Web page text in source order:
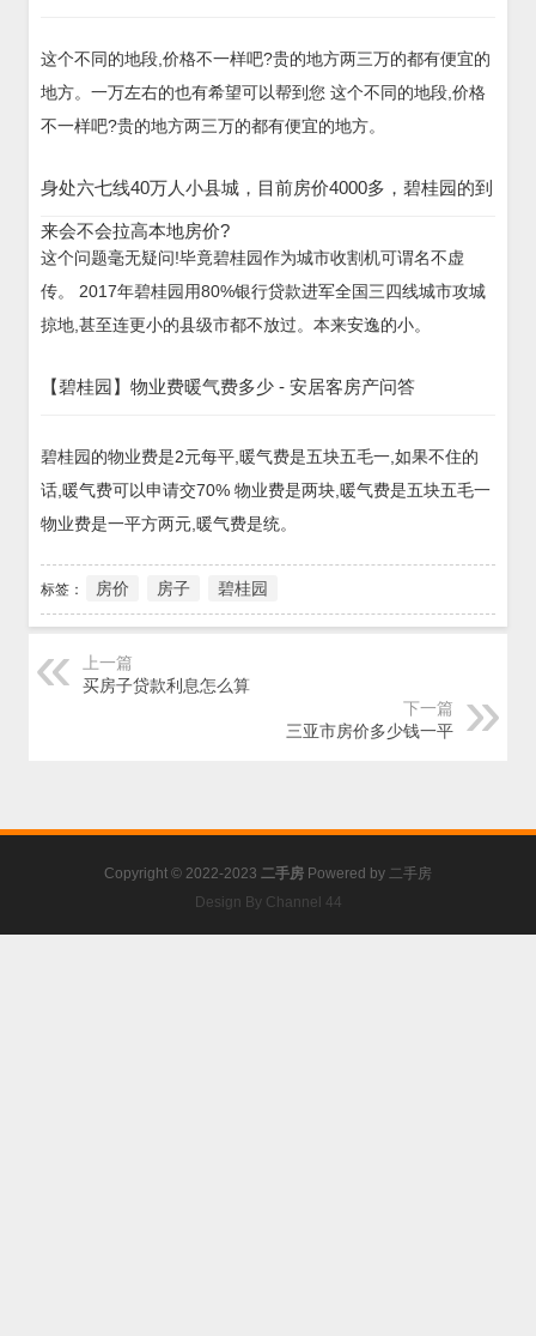
这个不同的地段,价格不一样吧?贵的地方两三万的都有便宜的
地方。一万左右的也有希望可以帮到您 这个不同的地段,价格
不一样吧?贵的地方两三万的都有便宜的地方。
身处六七线40万人小县城，目前房价4000多，碧桂园的到
来会不会拉高本地房价?
这个问题毫无疑问!毕竟碧桂园作为城市收割机可谓名不虚
传。 2017年碧桂园用80%银行贷款进军全国三四线城市攻城
掠地,甚至连更小的县级市都不放过。本来安逸的小。
【碧桂园】物业费暖气费多少 - 安居客房产问答
碧桂园的物业费是2元每平,暖气费是五块五毛一,如果不住的
话,暖气费可以申请交70% 物业费是两块,暖气费是五块五毛一
物业费是一平方两元,暖气费是统。
标签： 房价 房子 碧桂园
上一篇
买房子贷款利息怎么算
下一篇
三亚市房价多少钱一平
Copyright © 2022-2023 二手房 Powered by 二手房
Design By Channel 44